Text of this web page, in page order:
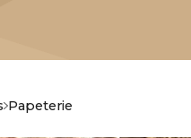
Papeterie